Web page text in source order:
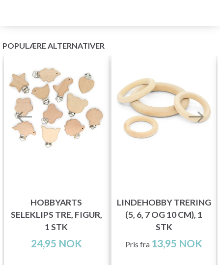
POPULÆRE ALTERNATIVER
HOBBYARTS
SELEKLIPS TRE, FIGUR,
1 STK
24,95 NOK
LINDEHOBBY TRERING
(5, 6, 7 OG 10 CM), 1
STK
Pris fra 13,95 NOK